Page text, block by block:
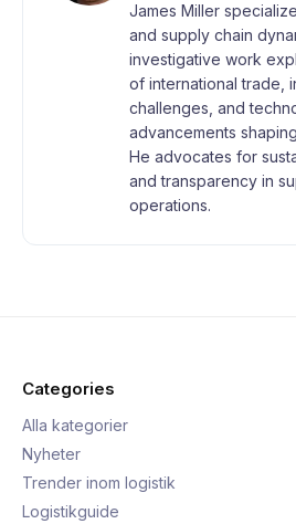
James Miller
and supply chain
investigative work
of international trade,
challenges, and
advancements
He advocates for
and transparency in
operations.
Categories
Alla kategorier
Nyheter
Trender inom logistik
Logistikguide